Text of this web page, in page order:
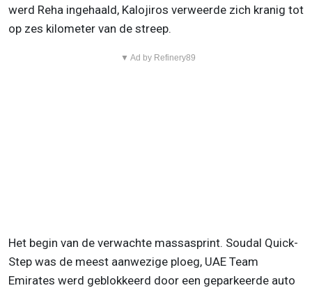
werd Reha ingehaald, Kalojiros verweerde zich kranig tot
op zes kilometer van de streep.
▼ Ad by Refinery89
Het begin van de verwachte massasprint. Soudal Quick-
Step was de meest aanwezige ploeg, UAE Team
Emirates werd geblokkeerd door een geparkeerde auto